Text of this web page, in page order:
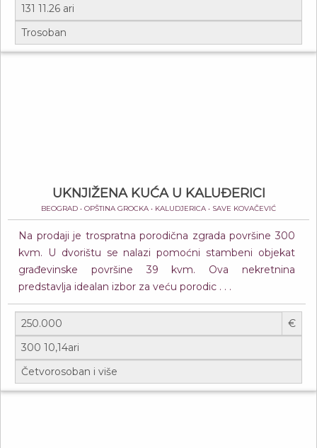
UKNJIŽENA KUĆA U KALUĐERICI
BEOGRAD • OPŠTINA GROCKA • KALUDJERICA • SAVE KOVAČEVIĆ
Na prodaji je trospratna porodična zgrada površine 300
kvm. U dvorištu se nalazi pomoćni stambeni objekat
građevinske površine 39 kvm. Ova nekretnina
predstavlja idealan izbor za veću porodic . . .
€